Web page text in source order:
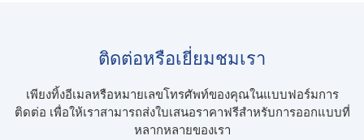
ติดต่อหรือเยี่ยมชมเรา
เพียงทิ้งอีเมลหรือหมายเลขโทรศัพท์ของคุณในแบบฟอร์มการ
ติดต่อ เพื่อให้เราสามารถส่งใบเสนอราคาฟรีสำหรับการออกแบบที่
หลากหลายของเรา